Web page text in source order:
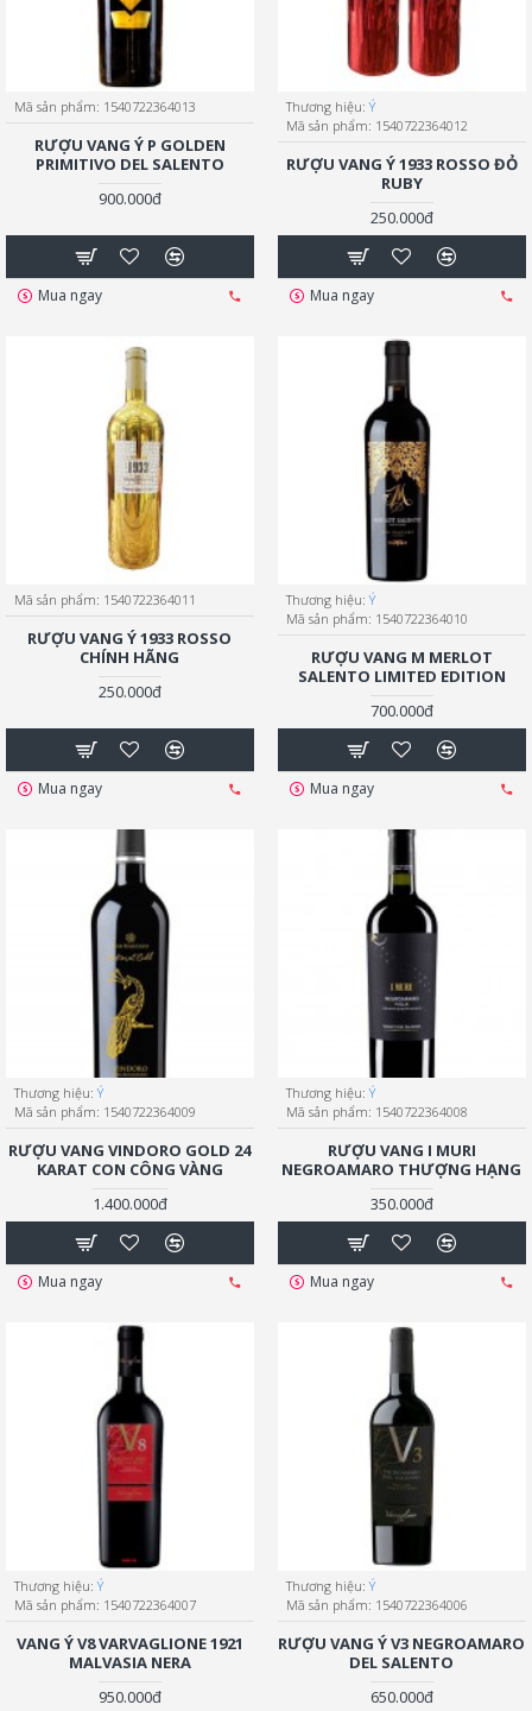
Mã sản phẩm: 1540722364013
RƯỢU VANG Ý P GOLDEN
PRIMITIVO DEL SALENTO
900.000đ
Mua ngay
Thương hiệu: Ý
Mã sản phẩm: 1540722364012
RƯỢU VANG Ý 1933 ROSSO ĐỎ
RUBY
250.000đ
Mua ngay
Mã sản phẩm: 1540722364011
RƯỢU VANG Ý 1933 ROSSO
CHÍNH HÃNG
250.000đ
Mua ngay
Thương hiệu: Ý
Mã sản phẩm: 1540722364010
RƯỢU VANG M MERLOT
SALENTO LIMITED EDITION
700.000đ
Mua ngay
Thương hiệu: Ý
Mã sản phẩm: 1540722364009
RƯỢU VANG VINDORO GOLD 24
KARAT CON CÔNG VÀNG
1.400.000đ
Mua ngay
Thương hiệu: Ý
Mã sản phẩm: 1540722364008
RƯỢU VANG I MURI
NEGROAMARO THƯỢNG HẠNG
350.000đ
Mua ngay
Thương hiệu: Ý
Mã sản phẩm: 1540722364007
VANG Ý V8 VARVAGLIONE 1921
MALVASIA NERA
950.000đ
Thương hiệu: Ý
Mã sản phẩm: 1540722364006
RƯỢU VANG Ý V3 NEGROAMARO
DEL SALENTO
650.000đ